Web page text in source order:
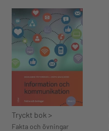
Tryckt bok >
Fakta och övningar